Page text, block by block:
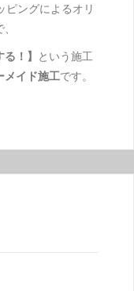
ピングによるオリ
！】
という施工
メイド施工です。